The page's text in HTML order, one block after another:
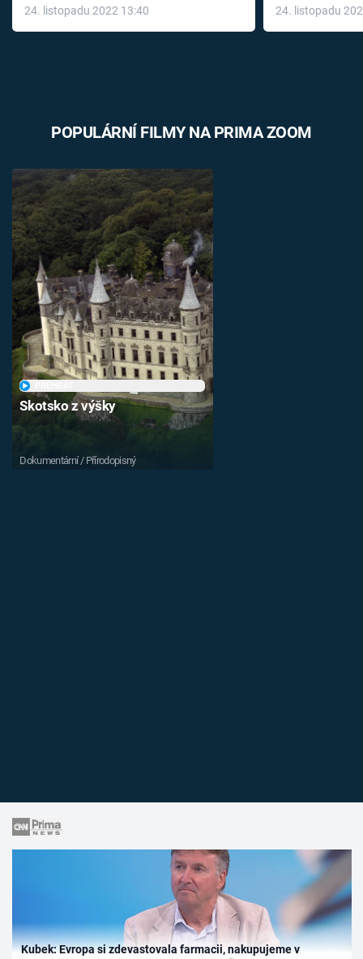
24. listopadu 2022 13:40
léky
24. listopadu
POPULÁRNÍ FILMY NA PRIMA ZOOM
Skotsko z výšky
Dokumentární / Přírodopisný
Kubek: Evropa si zdevastovala farmacii, nakupujeme v